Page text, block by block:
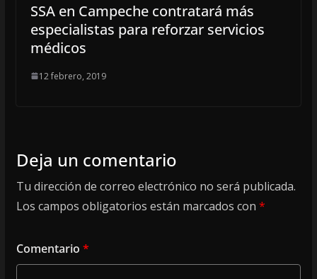
SSA en Campeche contratará más
especialistas para reforzar servicios
médicos
12 febrero, 2019
Deja un comentario
Tu dirección de correo electrónico no será publicada.
Los campos obligatorios están marcados con *
Comentario *